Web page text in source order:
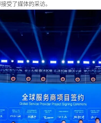
受了媒体的采访。